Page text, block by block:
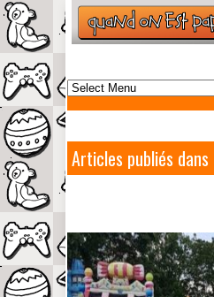
Articles publiés
Manège "